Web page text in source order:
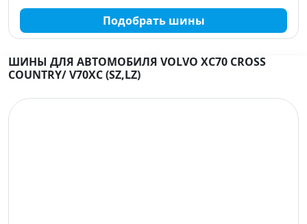
Подобрать шины
ШИНЫ ДЛЯ АВТОМОБИЛЯ VOLVO XC70 CROSS
COUNTRY/ V70XC (SZ,LZ)